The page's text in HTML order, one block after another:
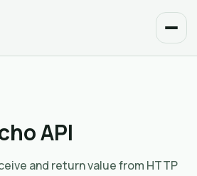
API
and return value from HTTP